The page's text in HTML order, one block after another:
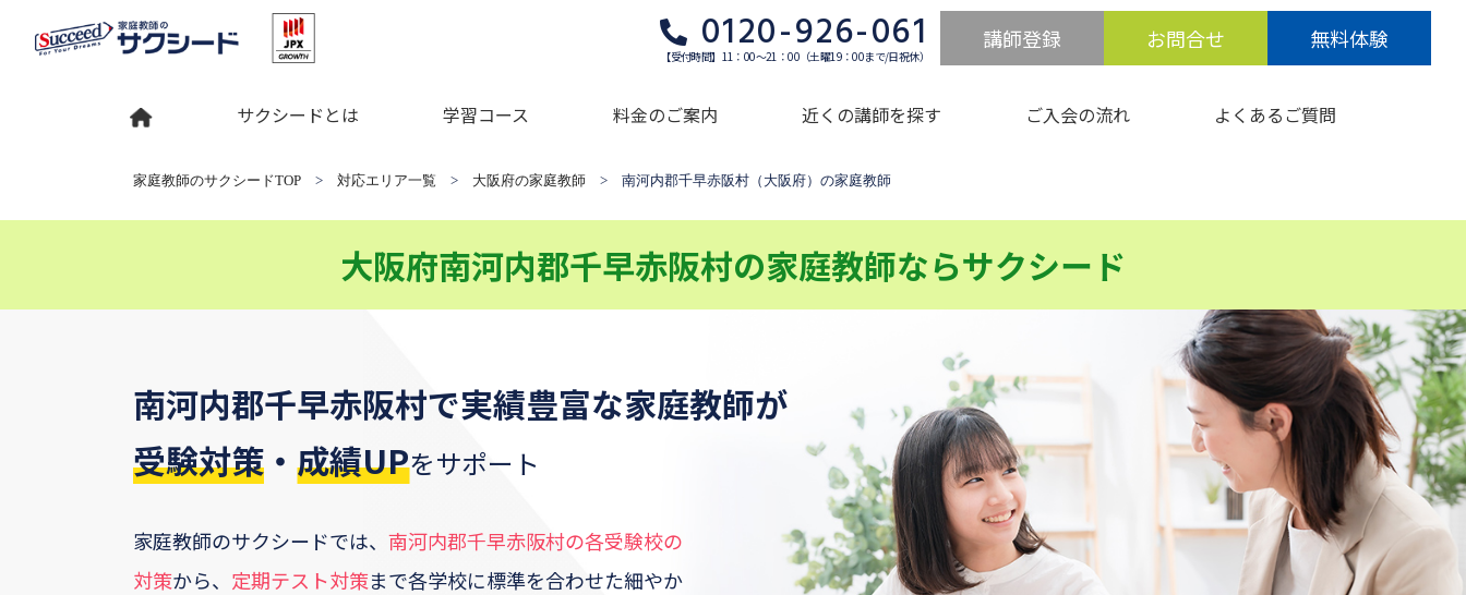
0120-926-061
【受付時間】11：00～21：00（土曜19：00まで/日祝休）
講師登録 お問合せ 無料体験
サクシードとは 学習コース 料金のご案内 近くの講師を探す ご入会の流れ よくあるご質問
家庭教師のサクシードTOP > 対応エリア一覧 > 大阪府の家庭教師 > 南河内郡千早赤阪村（大阪府）の家庭教師
大阪府南河内郡千早赤阪村の家庭教師ならサクシード
南河内郡千早赤阪村で実績豊富な家庭教師が
受験対策 ・ 成績UPをサポート
家庭教師のサクシードでは、 南河内郡千早赤阪村の各受験校の
対策から、 定期テスト対策まで各学校に標準を合わせた細やか